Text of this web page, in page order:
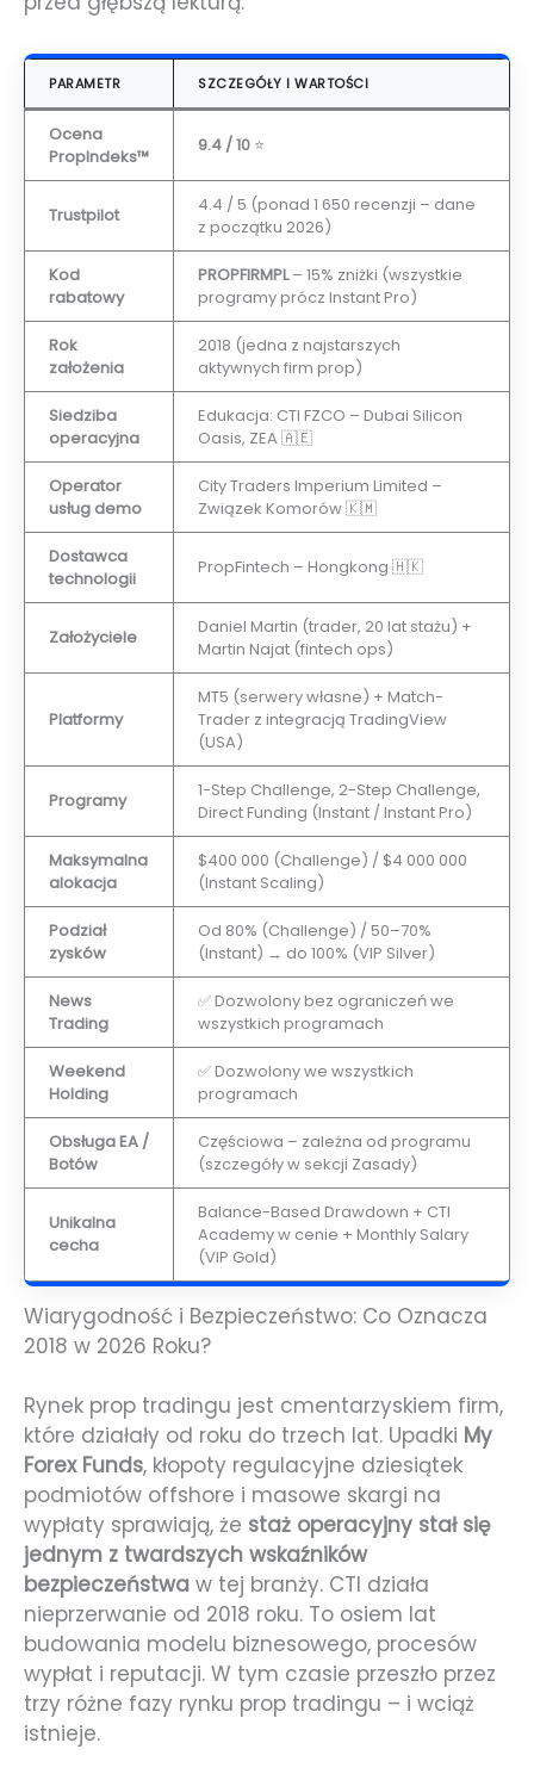
PARAMETR SZCZEGÓŁY I WARTOŚCI
Ocena
PropIndeks™
9.4 / 10 ⭐
Trustpilot
4.4 / 5 (ponad 1 650 recenzji – dane
z początku 2026)
Kod
rabatowy
PROPFIRMPL– 15% zniżki (wszystkie
programy prócz Instant Pro)
Rok
założenia
2018 (jedna z najstarszych
aktywnych firm prop)
Siedziba
operacyjna
Edukacja: CTI FZCO – Dubai Silicon
Oasis, ZEA 🇦🇪
Operator
usług demo
City Traders Imperium Limited –
Związek Komorów 🇰🇲
Dostawca
technologii
PropFintech – Hongkong 🇭🇰
Założyciele
Daniel Martin (trader, 20 lat stażu) +
Martin Najat (fintech ops)
Platformy
MT5 (serwery własne) + Match-
Trader z integracją TradingView
(USA)
Programy
1-Step Challenge, 2-Step Challenge,
Direct Funding (Instant / Instant Pro)
Maksymalna
alokacja
$400 000 (Challenge) / $4 000 000
(Instant Scaling)
Podział
zysków
Od 80% (Challenge) / 50–70%
(Instant) → do 100% (VIP Silver)
News
Trading
✅ Dozwolony bez ograniczeń we
wszystkich programach
Weekend
Holding
✅ Dozwolony we wszystkich
programach
Obsługa EA /
Botów
Częściowa – zależna od programu
(szczegóły w sekcji Zasady)
Unikalna
cecha
Balance-Based Drawdown + CTI
Academy w cenie + Monthly Salary
(VIP Gold)
Wiarygodność i Bezpieczeństwo: Co Oznacza
2018 w 2026 Roku?
Rynek prop tradingu jest cmentarzyskiem firm,
które działały od roku do trzech lat. Upadki My
Forex Funds, kłopoty regulacyjne dziesiątek
podmiotów offshore i masowe skargi na
wypłaty sprawiają, że staż operacyjny stał się
jednym z twardszych wskaźników
bezpieczeństwa w tej branży. CTI działa
nieprzerwanie od 2018 roku. To osiem lat
budowania modelu biznesowego, procesów
wypłat i reputacji. W tym czasie przeszło przez
trzy różne fazy rynku prop tradingu – i wciąż
istnieje.